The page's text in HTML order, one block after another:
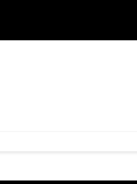
Delírios de Hamilton